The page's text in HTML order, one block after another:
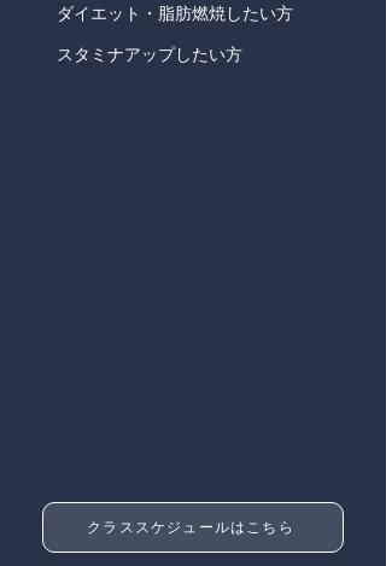
ダイエット・脂肪燃焼したい方
スタミナアップしたい方
クラススケジュールはこちら